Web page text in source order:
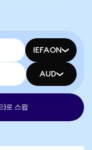
IEFAON
AUD
)로 스왑